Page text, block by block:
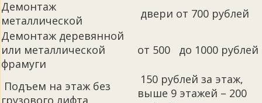
Демонтаж
металлической
двери от 700 рублей
Демонтаж деревянной
или металлической
фрамуги
от 500 до 1000 рублей
Подъем на этаж без
150 рублей за этаж,
выше 9 этажей – 200